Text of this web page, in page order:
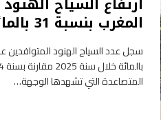
المغرب بنسبة 31 بالمائة
المتصاعدة التي تشهدها الوجهة…